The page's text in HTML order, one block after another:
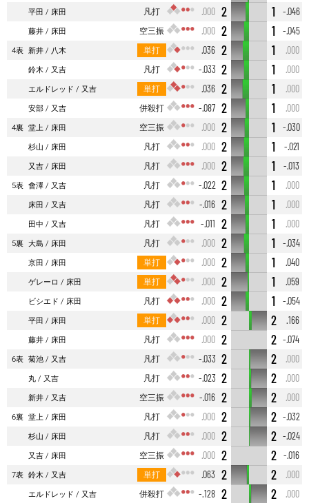
平田 床田 凡打 .000 2 1
-.046
藤井
床田 空三振 .000 2 1
-.045
4表 新井 八木 単打 .036 2 1
.000
鈴木
又吉 凡打 -.033 2 1
.000
エルドレッド
又吉 単打 .036 2 1
.000
安部
又吉 併殺打 -.087 2 1
.000
4裏 堂上 床田 空三振 .000 2 1
-.030
杉山
床田 凡打 .000 2 1
-.021
又吉
床田 凡打 .000 2 1
-.013
5表 會澤 又吉 凡打 -.022 2 1
.000
床田
又吉 凡打 -.016 2 1
.000
田中
又吉 凡打 -.011 2 1
.000
5裏 大島 床田 凡打 .000 2 1
-.034
京田
床田 単打 .000 2 1
.040
ゲレーロ
床田 単打 .000 2 1
.059
ビシエド
床田 凡打 .000 2 1
-.054
平田
床田 単打 .000 2 2
.166
藤井
床田 凡打 .000 2 2 -.074
6表 菊池 又吉 凡打 -.033 2 2
.000
丸
又吉 凡打 -.023 2 2
.000
新井
又吉 空三振 -.016 2 2
.000
6裏 堂上 床田 凡打 .000 2 2 -.032
杉山
床田 凡打 .000 2 2 -.024
又吉
床田 空三振 .000 2 2
-.016
7表 鈴木 又吉 単打 .063 2 2
.000
エルドレッド
又吉 併殺打 -.128 2 2
.000